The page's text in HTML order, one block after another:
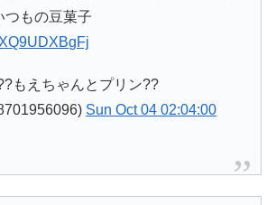
つもの豆菓子
もえちゃんとプリン??
Sun Oct 04 02:04:00